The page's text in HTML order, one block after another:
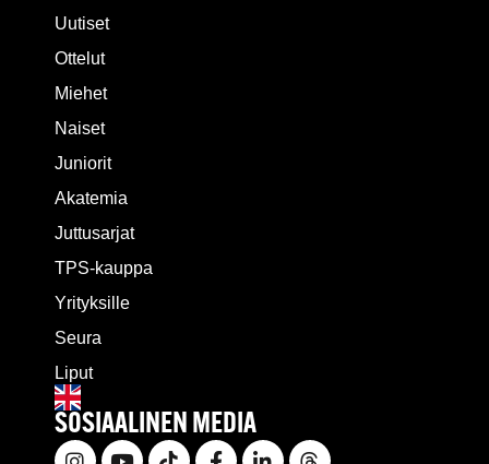
Uutiset
Ottelut
Miehet
Naiset
Juniorit
Akatemia
Juttusarjat
TPS-kauppa
Yrityksille
Seura
Liput
SOSIAALINEN MEDIA